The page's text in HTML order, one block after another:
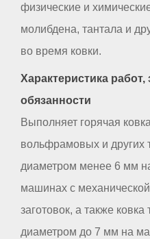
физические и
молибдена, тантала и
во время ковки.
Характеристика
обязанности
Выполняет горячая
вольфрамовых и других
диаметром менее 6 мм
машинах с
заготовок, а также
диаметром до 7 мм на